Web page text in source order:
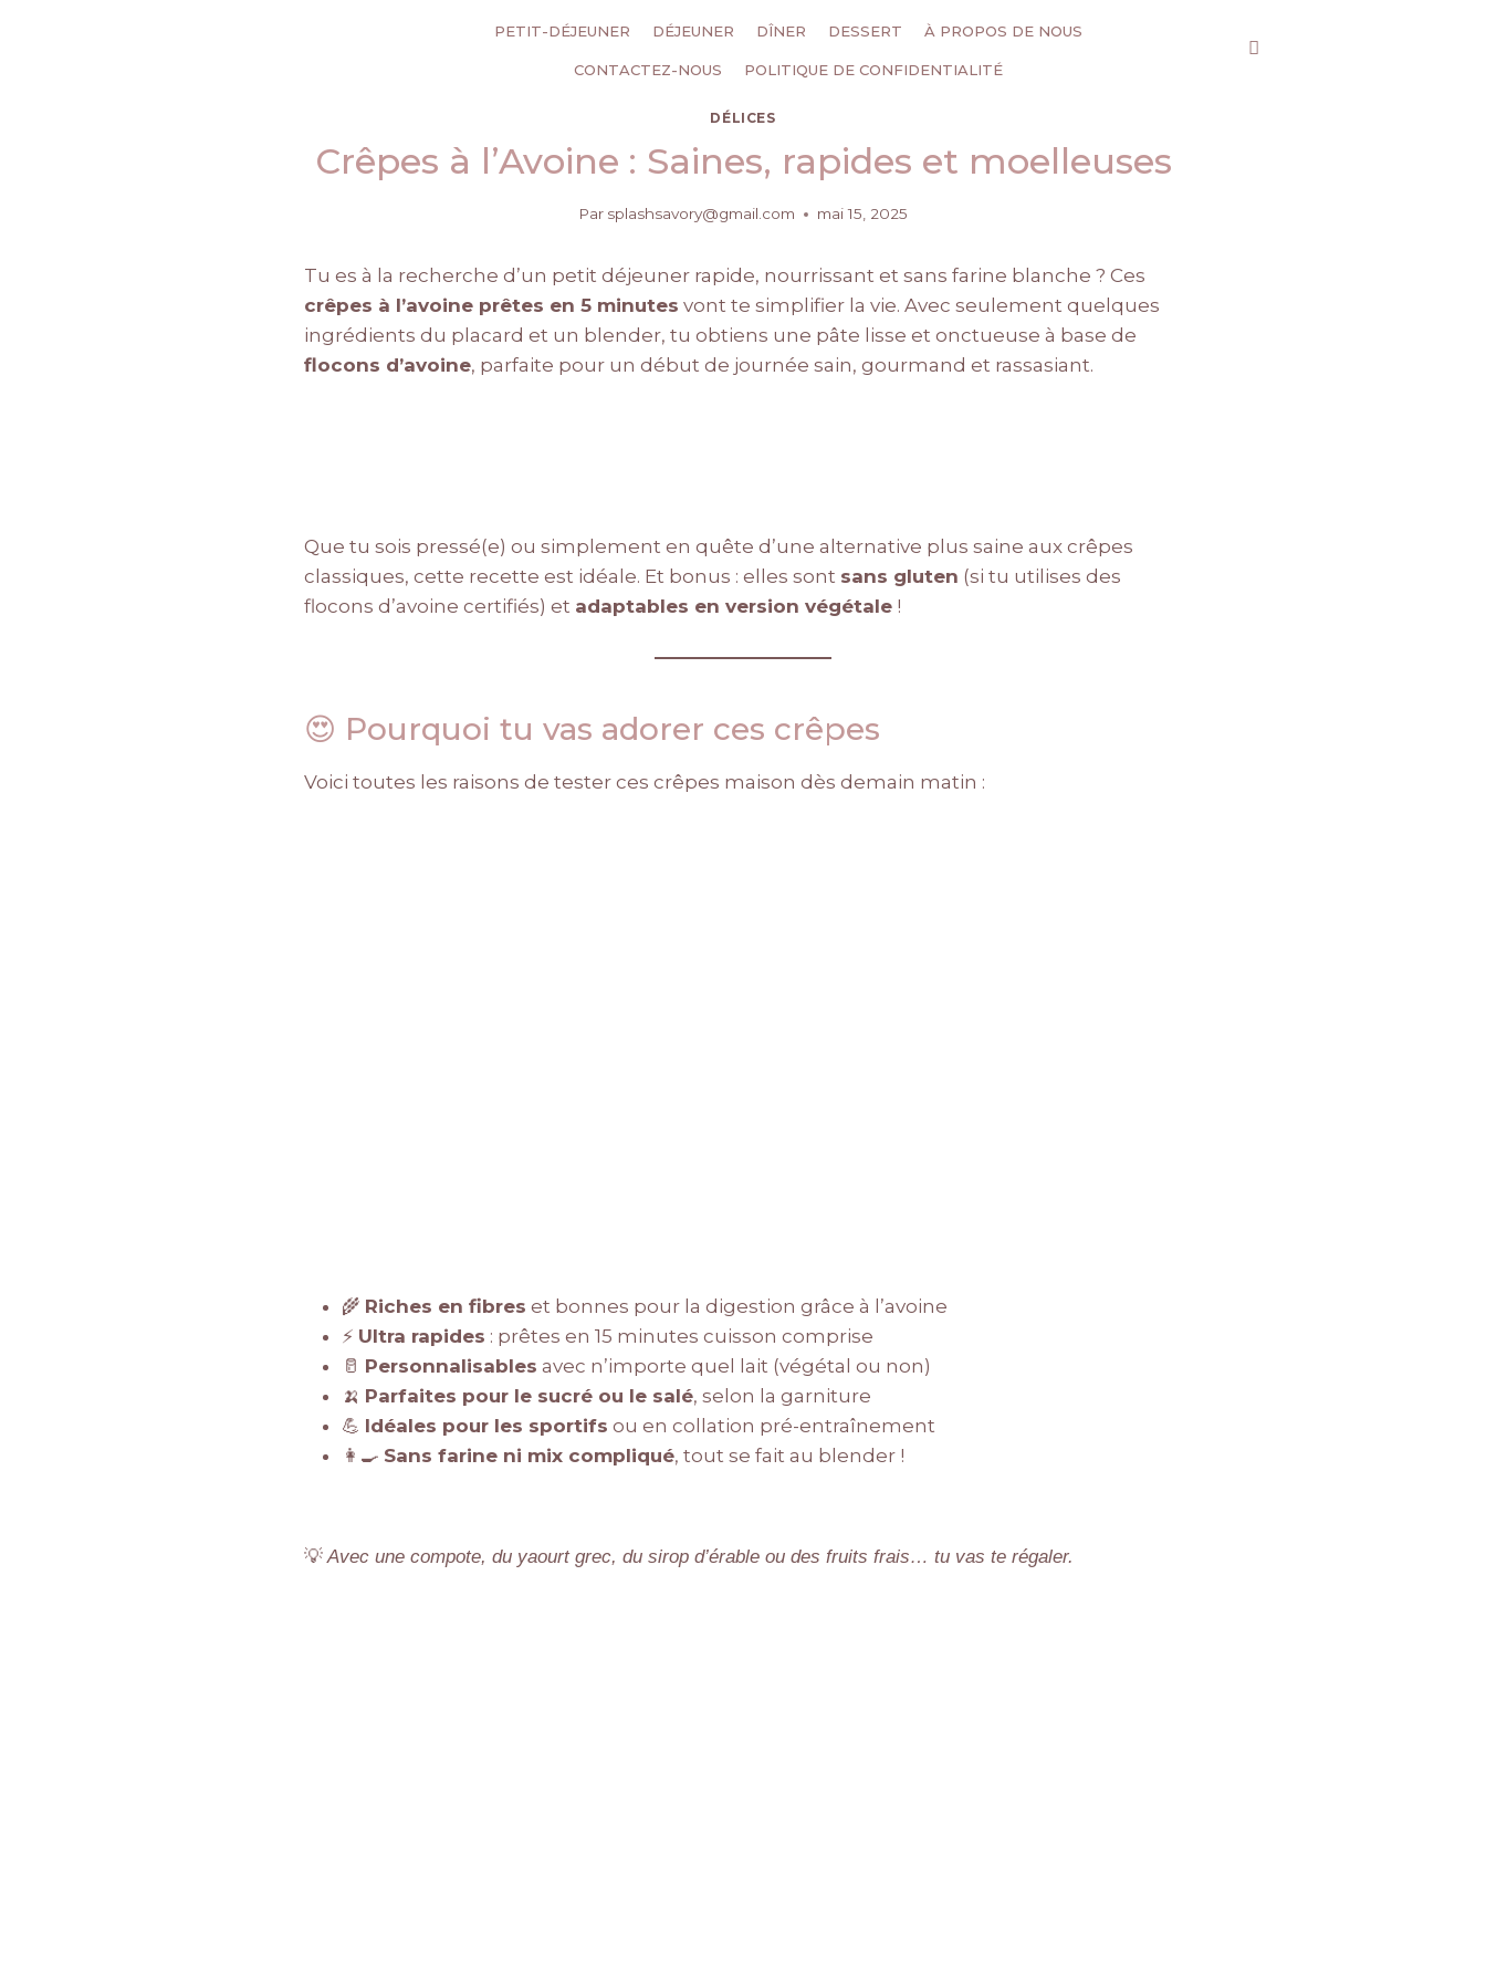
PETIT-DÉJEUNER DÉJEUNER DÎNER DESSERT À PROPOS DE NOUS
CONTACTEZ-NOUS POLITIQUE DE CONFIDENTIALITÉ
DÉLICES
Crêpes à l’Avoine : Saines, rapides et moelleuses
Par splashsavory@gmail.com mai 15, 2025
Tu es à la recherche d’un petit déjeuner rapide, nourrissant et sans farine blanche ? Ces
crêpes à l’avoine prêtes en 5 minutes vont te simplifier la vie. Avec seulement quelques
ingrédients du placard et un blender, tu obtiens une pâte lisse et onctueuse à base de
flocons d’avoine, parfaite pour un début de journée sain, gourmand et rassasiant.
Que tu sois pressé(e) ou simplement en quête d’une alternative plus saine aux crêpes
classiques, cette recette est idéale. Et bonus : elles sont sans gluten (si tu utilises des
flocons d’avoine certifiés) et adaptables en version végétale !
😍 Pourquoi tu vas adorer ces crêpes
Voici toutes les raisons de tester ces crêpes maison dès demain matin :
🌾 Riches en fibres et bonnes pour la digestion grâce à l’avoine
⚡ Ultra rapides : prêtes en 15 minutes cuisson comprise
🥛 Personnalisables avec n’importe quel lait (végétal ou non)
🍌 Parfaites pour le sucré ou le salé, selon la garniture
💪 Idéales pour les sportifs ou en collation pré-entraînement
👩‍🍳 Sans farine ni mix compliqué, tout se fait au blender !
💡Avec une compote, du yaourt grec, du sirop d’érable ou des fruits frais… tu vas te régaler.